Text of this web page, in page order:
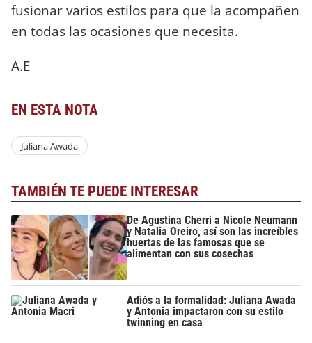
fusionar varios estilos para que la acompañen
en todas las ocasiones que necesita.
A.E
EN ESTA NOTA
Juliana Awada
TAMBIÉN TE PUEDE INTERESAR
De Agustina Cherri a Nicole Neumann
y Natalia Oreiro, así son las increíbles
huertas de las famosas que se
alimentan con sus cosechas
Adiós a la formalidad: Juliana Awada
y Antonia impactaron con su estilo
twinning en casa